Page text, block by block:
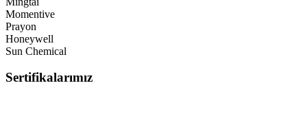
Momentive
Prayon
Honeywell
Sun Chemical
Sertifikalarımız